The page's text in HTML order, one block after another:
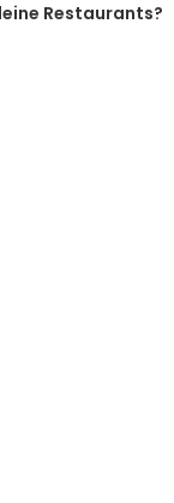
Restaurants?